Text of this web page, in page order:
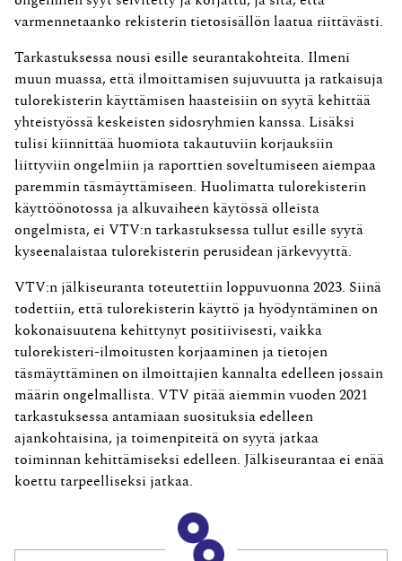
varmennetaanko rekisterin tietosisällön laatua riittävästi.
Tarkastuksessa nousi esille seurantakohteita. Ilmeni
muun muassa, että ilmoittamisen sujuvuutta ja ratkaisuja
tulorekisterin käyttämisen haasteisiin on syytä kehittää
yhteistyössä keskeisten sidosryhmien kanssa. Lisäksi
tulisi kiinnittää huomiota takautuviin korjauksiin
liittyviin ongelmiin ja raporttien soveltumiseen aiempaa
paremmin täsmäyttämiseen. Huolimatta tulorekisterin
käyttöönotossa ja alkuvaiheen käytössä olleista
ongelmista, ei VTV:n tarkastuksessa tullut esille syytä
kyseenalaistaa tulorekisterin perusidean järkevyyttä.
VTV:n jälkiseuranta toteutettiin loppuvuonna 2023. Siinä
todettiin, että tulorekisterin käyttö ja hyödyntäminen on
kokonaisuutena kehittynyt positiivisesti, vaikka
tulorekisteri-ilmoitusten korjaaminen ja tietojen
täsmäyttäminen on ilmoittajien kannalta edelleen jossain
määrin ongelmallista. VTV pitää aiemmin vuoden 2021
tarkastuksessa antamiaan suosituksia edelleen
ajankohtaisina, ja toimenpiteitä on syytä jatkaa
toiminnan kehittämiseksi edelleen. Jälkiseurantaa ei enää
koettu tarpeelliseksi jatkaa.